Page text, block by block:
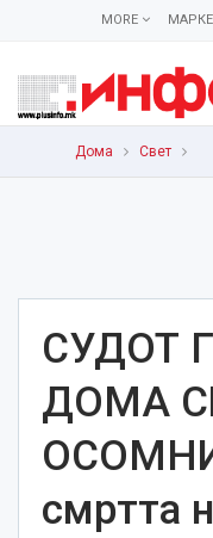
MORE
Дома Свет
СУДОТ
ДОМА
смртта